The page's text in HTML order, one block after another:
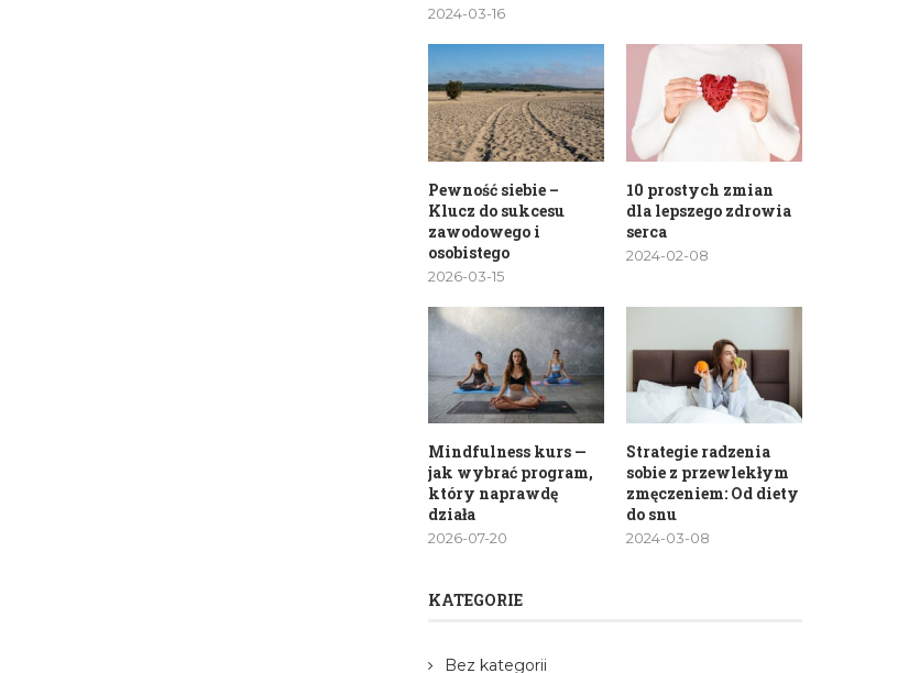
2024-03-16
Pewność siebie –
Klucz do sukcesu
zawodowego i
osobistego
2026-03-15
10 prostych zmian
dla lepszego zdrowia
serca
2024-02-08
Mindfulness kurs —
jak wybrać program,
który naprawdę
działa
2026-07-20
Strategie radzenia
sobie z przewlekłym
zmęczeniem: Od diety
do snu
2024-03-08
KATEGORIE
Bez kategorii